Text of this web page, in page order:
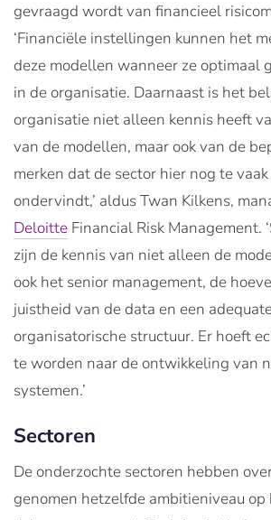
gevraagd wordt van financieel
‘Financiële instellingen kunnen het
deze modellen wanneer ze optimaal
in de organisatie. Daarnaast is het
organisatie niet alleen kennis heeft
van de modellen, maar ook van de
merken dat de sector hier nog te
ondervindt,’ aldus Twan Kilkens,
Deloitte Financial Risk Management.
zijn de kennis van niet alleen de
ook het senior management, de
juistheid van de data en een
organisatorische structuur. Er hoeft
te worden naar de ontwikkeling van
systemen.’
Sectoren
De onderzochte sectoren hebben
genomen hetzelfde ambitieniveau op